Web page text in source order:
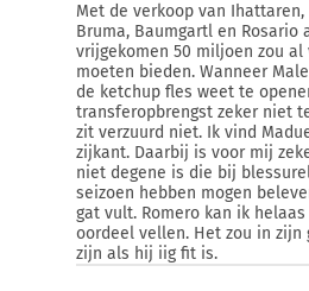
Met de verkoop van Ihattaren,
Bruma, Baumgartl en Rosario
vrijgekomen 50 miljoen zou
moeten bieden. Wanneer
de ketchup fles weet te
transferopbrengst zeker niet
zit verzuurd niet. Ik vind
zijkant. Daarbij is voor mij
niet degene is die bij
seizoen hebben mogen
gat vult. Romero kan ik
oordeel vellen. Het zou in zijn
zijn als hij iig fit is.